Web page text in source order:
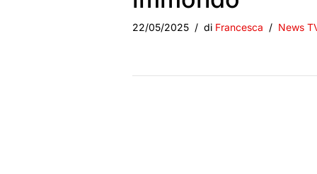
22/05/2025 di Francesca News